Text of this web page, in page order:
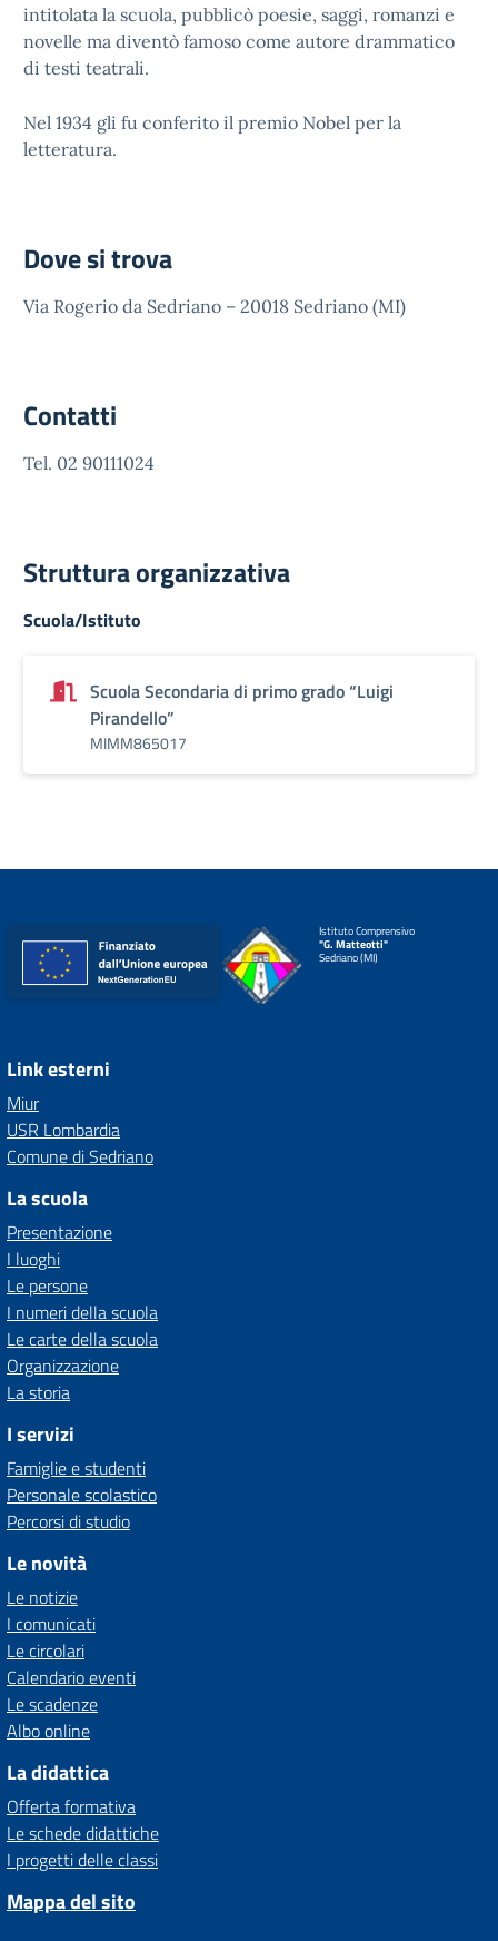
intitolata la scuola, pubblicò poesie, saggi, romanzi e
novelle ma diventò famoso come autore drammatico
di testi teatrali.
Nel 1934 gli fu conferito il premio Nobel per la
letteratura.
Dove si trova
Via Rogerio da Sedriano – 20018 Sedriano (MI)
Contatti
Tel. 02 90111024
Struttura organizzativa
Scuola/Istituto
Scuola Secondaria di primo grado “Luigi
Pirandello”
MIMM865017
Istituto Comprensivo
"G. Matteotti"
Sedriano (MI)
Link esterni
Miur
USR Lombardia
Comune di Sedriano
La scuola
Presentazione
I luoghi
Le persone
I numeri della scuola
Le carte della scuola
Organizzazione
La storia
I servizi
Famiglie e studenti
Personale scolastico
Percorsi di studio
Le novità
Le notizie
I comunicati
Le circolari
Calendario eventi
Le scadenze
Albo online
La didattica
Offerta formativa
Le schede didattiche
I progetti delle classi
Mappa del sito